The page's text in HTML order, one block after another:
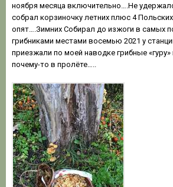
ноября месяца включительно….Не
собрал корзиночку летних плюс 4
опят….Зимних Собирал до изжоги в самых
грибниками местами восемью 2021 у
приезжали по моей наводке грибные
почему-то в пролёте…..